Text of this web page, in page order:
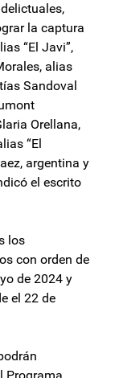
la captura
“El Javi”,
alias
Sandoval
Orellana,
“El
argentina y
el escrito
los
con orden de
de 2024 y
el 22 de